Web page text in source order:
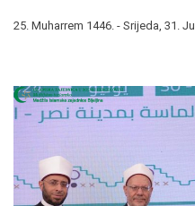
25. Muharrem 1446. - Srijeda, 31.